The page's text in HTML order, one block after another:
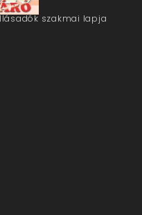
szakmai lapja